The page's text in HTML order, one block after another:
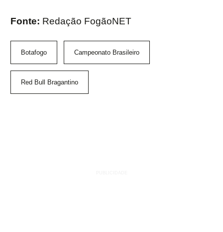
Fonte: Redação FogãoNET
Botafogo Campeonato Brasileiro
Red Bull Bragantino